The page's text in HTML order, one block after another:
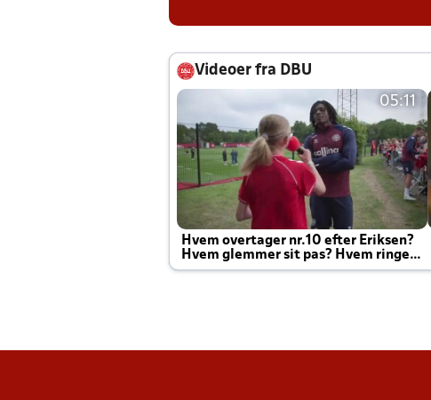
Videoer fra DBU
05:11
Hvem overtager nr.10 efter Eriksen?
Hvem glemmer sit pas? Hvem ringer
Joachim altid til efter kampe?